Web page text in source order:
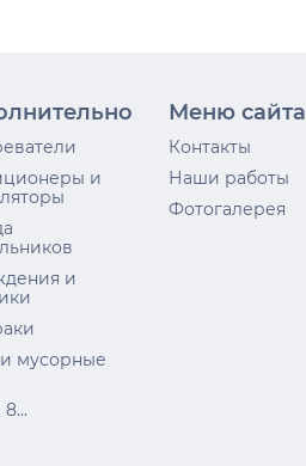
и
и
мусорные
Меню сайта
Контакты
Наши работы
Фотогалерея